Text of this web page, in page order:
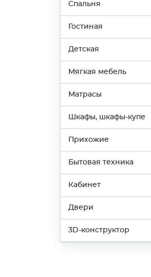
Спальня
Гостиная
Детская
Мягкая мебель
Матрасы
Шкафы, шкафы-купе
Прихожие
Бытовая техника
Кабинет
Двери
3D-конструктор